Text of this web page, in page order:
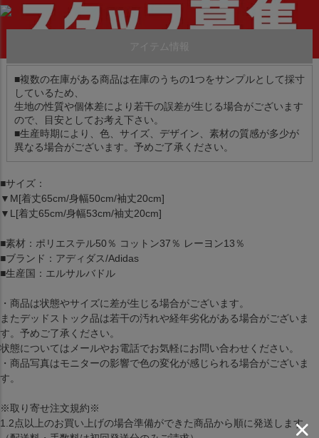
アイテム情報
■複数の在庫がある商品は在庫のうちの1つをサンプルとして採寸
しているため、
生地の性質や個体差により若干の誤差が生じる場合がございます
ので、目安としてお考え下さい。
■生産時期により、色、サイズ、デザイン、素材の質感が多少が
異なる場合がございます。予めご了承ください。
■サイズ：
▼M[着丈65cm/身幅50cm/袖丈20cm]
▼L[着丈65cm/身幅53cm/袖丈20cm]
■素材：ポリエステル50％ コットン37％ レーヨン13％
■ブランド：アディダス/Adidas
■生産国：エルサルバドル
・商品は状態やサイズに差が生じる場合がございます。
またデッドストック品は若干の汚れや経年劣化がある場合がございま
す。予めご了承ください。
状態についてはメールやお電話でお気軽にお問い合わせください。
・商品写真はモニターの影響で色の変化が感じられる場合がございま
す。
※取り寄せ注文規約※
1.2点以上のお買い上げの場合準備ができた商品から順に発送します。